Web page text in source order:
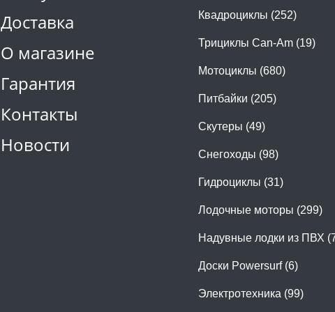
Доставка
О магазине
Гарантия
Контакты
Новости
Квадроциклы (252)
Трициклы Can-Am (19)
Мотоциклы (680)
Питбайки (205)
Скутеры (49)
Снегоходы (98)
Гидроциклы (31)
Лодочные моторы (299)
Надувные лодки из ПВХ
Доски Powersurf (6)
Электротехника (99)